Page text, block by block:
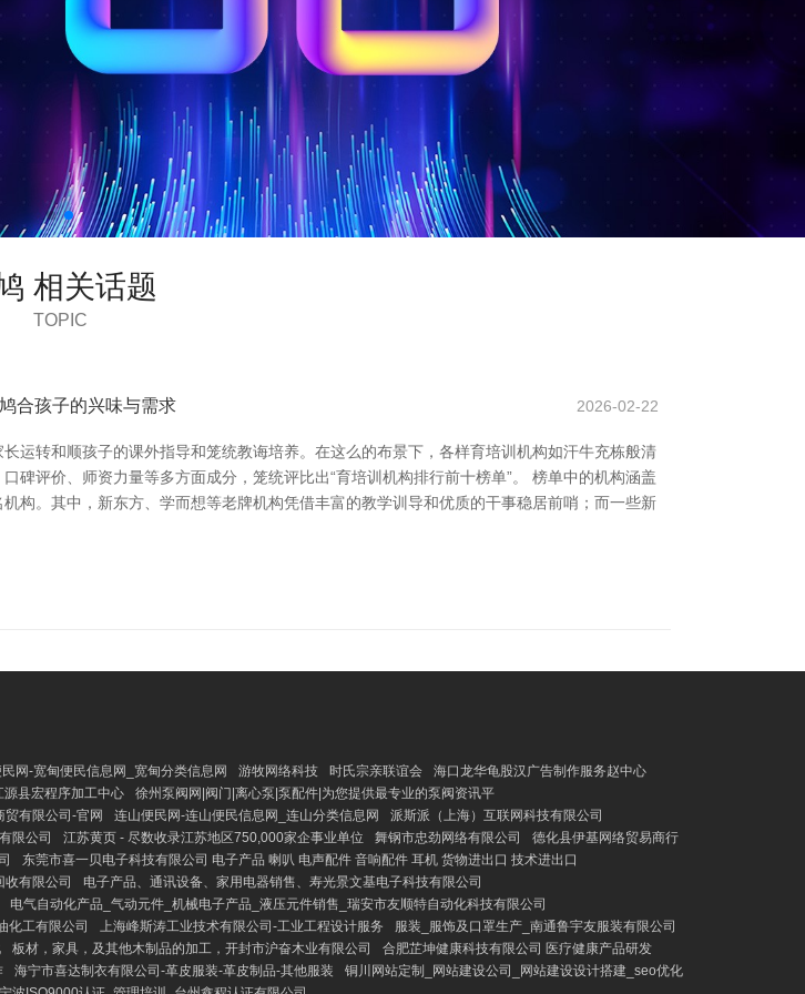
相关话题
TOPIC
合孩子的兴味与需求 2026-02-22
运转和顺孩子的课外指导和笼统教诲培养。在这么的布景下，各样育培训机构如汗牛充栋般清
碑评价、师资力量等多方面成分，笼统评比出“育培训机构排行前十榜单”。 榜单中的机构涵盖
构。其中，新东方、学而想等老牌机构凭借丰富的教学训导和优质的干事稳居前哨；而一些新
民网-宽甸便民信息网_宽甸分类信息网 游牧网络科技 时氏宗亲联谊会
海口龙华龟股汉广告制作服务赵中心
源县宏程序加工中心
徐州泵阀网|阀门|离心泵|泵配件|为您提供最专业的泵阀资讯平
贸有限公司-官网 连山便民网-连山便民信息网_连山分类信息网
派斯派（上海）互联网科技有限公司
限公司 江苏黄页 - 尽数收录江苏地区750,000家企事业单位 舞钢市忠劲网络有限公司
德化县伊基网络贸易商行
东莞市喜一贝电子科技有限公司 电子产品 喇叭 电声配件 音响配件 耳机 货物进出口 技术进出口
有限公司
电子产品、通讯设备、家用电器销售、寿光景文基电子科技有限公司
电气自动化产品_气动元件_机械电子产品_液压元件销售_瑞安市友顺特自动化科技有限公司
化工有限公司 上海峰斯涛工业技术有限公司-工业工程设计服务
服装_服饰及口罩生产_南通鲁宇友服装有限公司
板材，家具，及其他木制品的加工，开封市沪奋木业有限公司
合肥芷坤健康科技有限公司 医疗健康产品研发
海宁市喜达制衣有限公司-革皮服装-革皮制品-其他服装
铜川网站定制_网站建设公司_网站建设设计搭建_seo优化